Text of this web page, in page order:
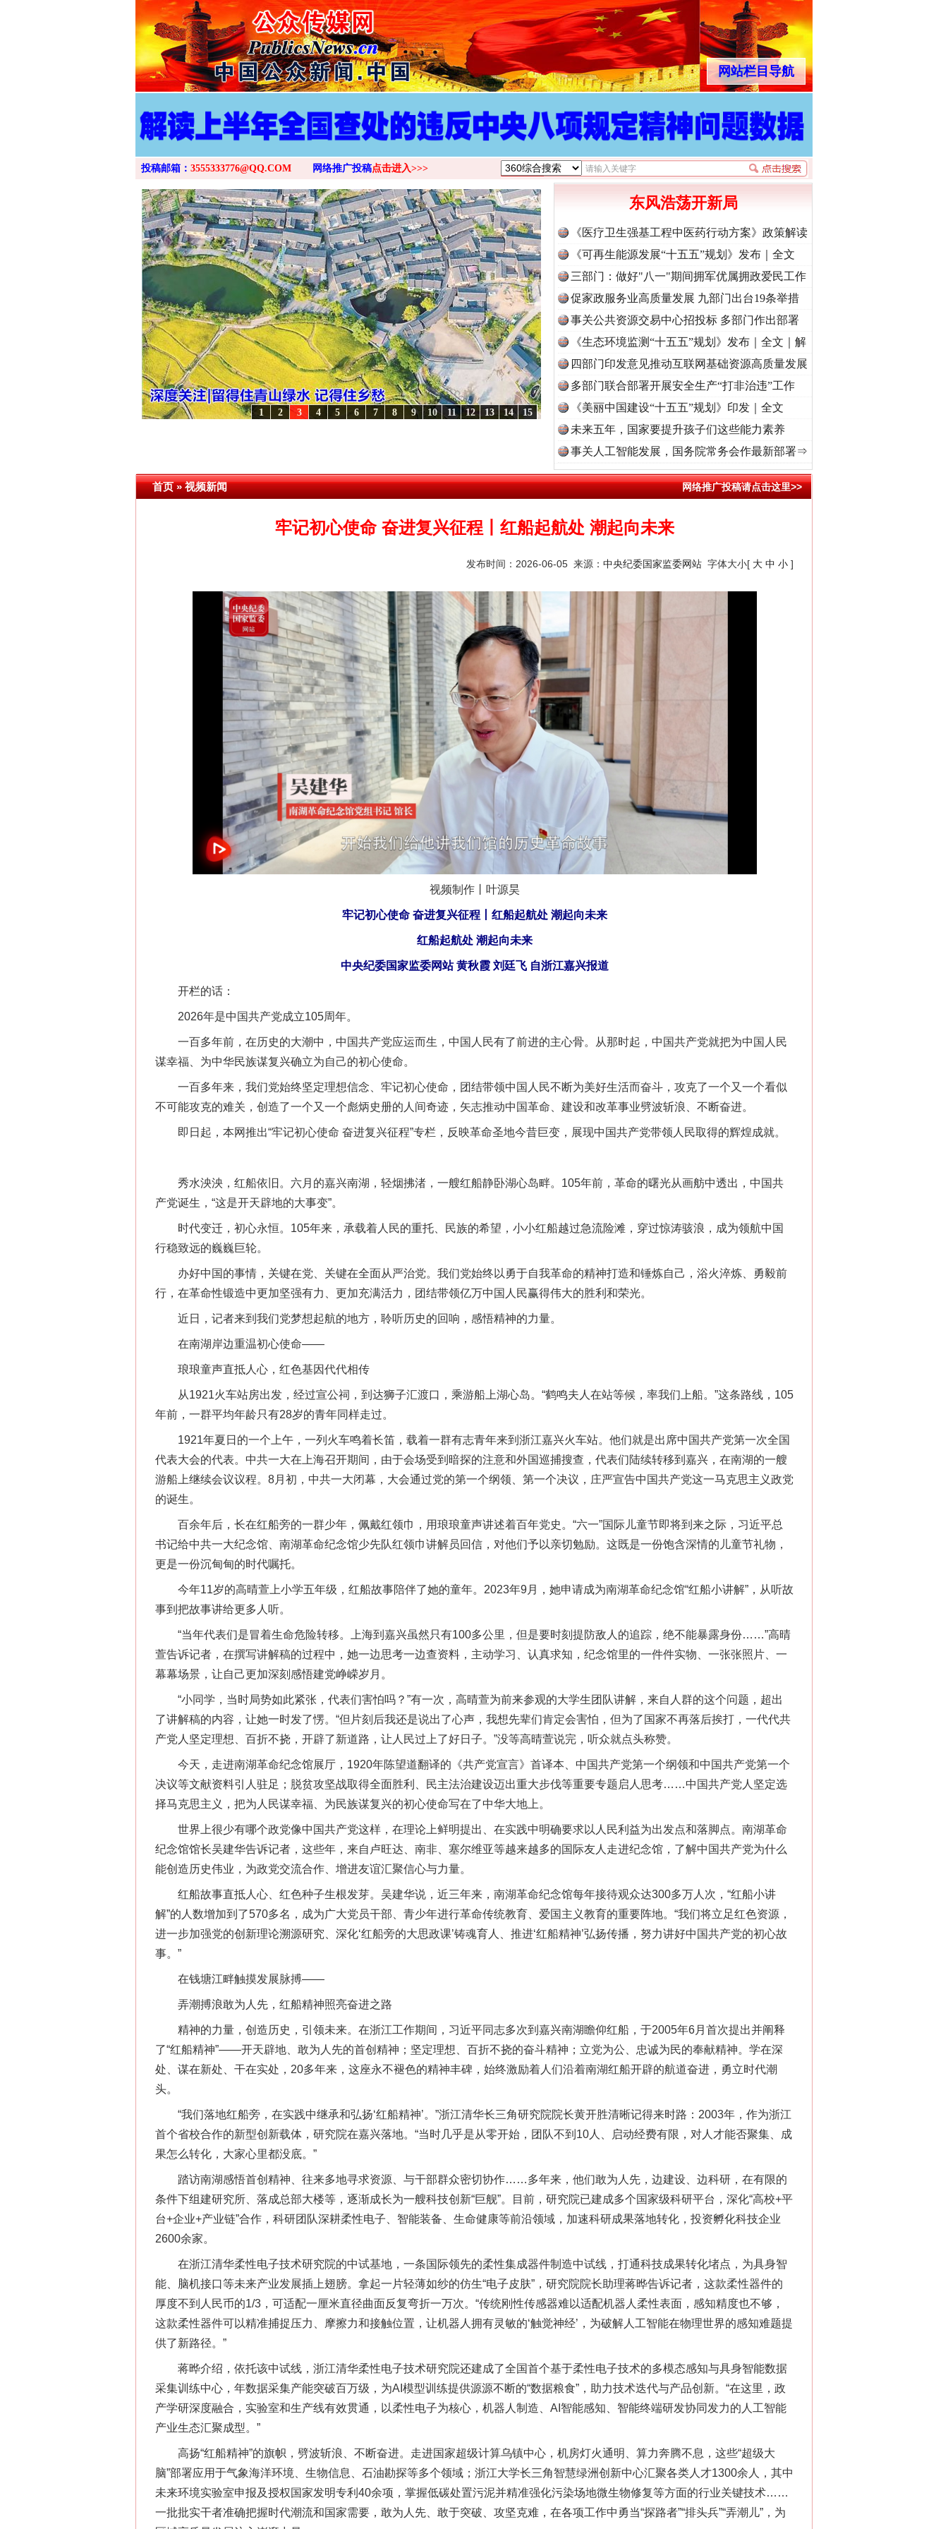
网站栏目导航
投稿邮箱： 3555333776@QQ.COM 网络推广投稿点击进入>>>
15
14
13
12
11
10
9
8
7
6
5
4
3
2
1
因党而生 为党而战——百年“纪”事⑧加强纪律..·[视频]牢记初心使命 奋进复兴征程丨“转折之城”激荡..·[视频]牢记初心使命 奋进复兴征程丨红船起航处
东风浩荡开新局
《医疗卫生强基工程中医药行动方案》政策解读
《可再生能源发展“十五五”规划》发布｜全文
三部门：做好"八一"期间拥军优属拥政爱民工作
促家政服务业高质量发展 九部门出台19条举措
事关公共资源交易中心招投标 多部门作出部署
《生态环境监测“十五五”规划》发布｜全文｜解
读
四部门印发意见推动互联网基础资源高质量发展
多部门联合部署开展安全生产“打非治违”工作
《美丽中国建设“十五五”规划》印发｜全文
未来五年，国家要提升孩子们这些能力素养
事关人工智能发展，国务院常务会作最新部署⇒
首页»视频新闻 网络推广投稿请点击这里>>
牢记初心使命 奋进复兴征程丨红船起航处 潮起向未来
发布时间：2026-06-05 来源： 中央纪委国家监委网站 字体大小[ 大 中 小 ]
视频制作丨叶源昊
牢记初心使命 奋进复兴征程丨红船起航处 潮起向未来
红船起航处 潮起向未来
中央纪委国家监委网站 黄秋霞 刘廷飞 自浙江嘉兴报道
开栏的话：
2026年是中国共产党成立105周年。
一百多年前，在历史的大潮中，中国共产党应运而生，中国人民有了前进的主心骨。从那时起，中国共产党就把为中国人民
谋幸福、为中华民族谋复兴确立为自己的初心使命。
一百多年来，我们党始终坚定理想信念、牢记初心使命，团结带领中国人民不断为美好生活而奋斗，攻克了一个又一个看似
不可能攻克的难关，创造了一个又一个彪炳史册的人间奇迹，矢志推动中国革命、建设和改革事业劈波斩浪、不断奋进。
即日起，本网推出“牢记初心使命 奋进复兴征程”专栏，反映革命圣地今昔巨变，展现中国共产党带领人民取得的辉煌成就。
秀水泱泱，红船依旧。六月的嘉兴南湖，轻烟拂渚，一艘红船静卧湖心岛畔。105年前，革命的曙光从画舫中透出，中国共
产党诞生，“这是开天辟地的大事变”。
时代变迁，初心永恒。105年来，承载着人民的重托、民族的希望，小小红船越过急流险滩，穿过惊涛骇浪，成为领航中国
行稳致远的巍巍巨轮。
办好中国的事情，关键在党、关键在全面从严治党。我们党始终以勇于自我革命的精神打造和锤炼自己，浴火淬炼、勇毅前
行，在革命性锻造中更加坚强有力、更加充满活力，团结带领亿万中国人民赢得伟大的胜利和荣光。
近日，记者来到我们党梦想起航的地方，聆听历史的回响，感悟精神的力量。
在南湖岸边重温初心使命——
琅琅童声直抵人心，红色基因代代相传
从1921火车站房出发，经过宣公祠，到达狮子汇渡口，乘游船上湖心岛。“鹤鸣夫人在站等候，率我们上船。”这条路线，105
年前，一群平均年龄只有28岁的青年同样走过。
1921年夏日的一个上午，一列火车鸣着长笛，载着一群有志青年来到浙江嘉兴火车站。他们就是出席中国共产党第一次全国
代表大会的代表。中共一大在上海召开期间，由于会场受到暗探的注意和外国巡捕搜查，代表们陆续转移到嘉兴，在南湖的一艘
游船上继续会议议程。8月初，中共一大闭幕，大会通过党的第一个纲领、第一个决议，庄严宣告中国共产党这一马克思主义政党
的诞生。
百余年后，长在红船旁的一群少年，佩戴红领巾，用琅琅童声讲述着百年党史。“六一”国际儿童节即将到来之际，习近平总
书记给中共一大纪念馆、南湖革命纪念馆少先队红领巾讲解员回信，对他们予以亲切勉励。这既是一份饱含深情的儿童节礼物，
更是一份沉甸甸的时代嘱托。
今年11岁的高晴萱上小学五年级，红船故事陪伴了她的童年。2023年9月，她申请成为南湖革命纪念馆“红船小讲解”，从听故
事到把故事讲给更多人听。
“当年代表们是冒着生命危险转移。上海到嘉兴虽然只有100多公里，但是要时刻提防敌人的追踪，绝不能暴露身份……”高晴
萱告诉记者，在撰写讲解稿的过程中，她一边思考一边查资料，主动学习、认真求知，纪念馆里的一件件实物、一张张照片、一
幕幕场景，让自己更加深刻感悟建党峥嵘岁月。
“小同学，当时局势如此紧张，代表们害怕吗？”有一次，高晴萱为前来参观的大学生团队讲解，来自人群的这个问题，超出
了讲解稿的内容，让她一时发了愣。“但片刻后我还是说出了心声，我想先辈们肯定会害怕，但为了国家不再落后挨打，一代代共
产党人坚定理想、百折不挠，开辟了新道路，让人民过上了好日子。”没等高晴萱说完，听众就点头称赞。
今天，走进南湖革命纪念馆展厅，1920年陈望道翻译的《共产党宣言》首译本、中国共产党第一个纲领和中国共产党第一个
决议等文献资料引人驻足；脱贫攻坚战取得全面胜利、民主法治建设迈出重大步伐等重要专题启人思考……中国共产党人坚定选
择马克思主义，把为人民谋幸福、为民族谋复兴的初心使命写在了中华大地上。
世界上很少有哪个政党像中国共产党这样，在理论上鲜明提出、在实践中明确要求以人民利益为出发点和落脚点。南湖革命
纪念馆馆长吴建华告诉记者，这些年，来自卢旺达、南非、塞尔维亚等越来越多的国际友人走进纪念馆，了解中国共产党为什么
能创造历史伟业，为政党交流合作、增进友谊汇聚信心与力量。
红船故事直抵人心、红色种子生根发芽。吴建华说，近三年来，南湖革命纪念馆每年接待观众达300多万人次，“红船小讲
解”的人数增加到了570多名，成为广大党员干部、青少年进行革命传统教育、爱国主义教育的重要阵地。“我们将立足红色资源，
进一步加强党的创新理论溯源研究、深化‘红船旁的大思政课’铸魂育人、推进‘红船精神’弘扬传播，努力讲好中国共产党的初心故
事。”
在钱塘江畔触摸发展脉搏——
弄潮搏浪敢为人先，红船精神照亮奋进之路
精神的力量，创造历史，引领未来。在浙江工作期间，习近平同志多次到嘉兴南湖瞻仰红船，于2005年6月首次提出并阐释
了“红船精神”——开天辟地、敢为人先的首创精神；坚定理想、百折不挠的奋斗精神；立党为公、忠诚为民的奉献精神。学在深
处、谋在新处、干在实处，20多年来，这座永不褪色的精神丰碑，始终激励着人们沿着南湖红船开辟的航道奋进，勇立时代潮
头。
“我们落地红船旁，在实践中继承和弘扬‘红船精神’。”浙江清华长三角研究院院长黄开胜清晰记得来时路：2003年，作为浙江
首个省校合作的新型创新载体，研究院在嘉兴落地。“当时几乎是从零开始，团队不到10人、启动经费有限，对人才能否聚集、成
果怎么转化，大家心里都没底。”
踏访南湖感悟首创精神、往来多地寻求资源、与干部群众密切协作……多年来，他们敢为人先，边建设、边科研，在有限的
条件下组建研究所、落成总部大楼等，逐渐成长为一艘科技创新“巨舰”。目前，研究院已建成多个国家级科研平台，深化“高校+平
台+企业+产业链”合作，科研团队深耕柔性电子、智能装备、生命健康等前沿领域，加速科研成果落地转化，投资孵化科技企业
2600余家。
在浙江清华柔性电子技术研究院的中试基地，一条国际领先的柔性集成器件制造中试线，打通科技成果转化堵点，为具身智
能、脑机接口等未来产业发展插上翅膀。拿起一片轻薄如纱的仿生“电子皮肤”，研究院院长助理蒋晔告诉记者，这款柔性器件的
厚度不到人民币的1/3，可适配一厘米直径曲面反复弯折一万次。“传统刚性传感器难以适配机器人柔性表面，感知精度也不够，
这款柔性器件可以精准捕捉压力、摩擦力和接触位置，让机器人拥有灵敏的‘触觉神经’，为破解人工智能在物理世界的感知难题提
供了新路径。”
蒋晔介绍，依托该中试线，浙江清华柔性电子技术研究院还建成了全国首个基于柔性电子技术的多模态感知与具身智能数据
采集训练中心，年数据采集产能突破百万级，为AI模型训练提供源源不断的“数据粮食”，助力技术迭代与产品创新。“在这里，政
产学研深度融合，实验室和生产线有效贯通，以柔性电子为核心，机器人制造、AI智能感知、智能终端研发协同发力的人工智能
产业生态汇聚成型。”
高扬“红船精神”的旗帜，劈波斩浪、不断奋进。走进国家超级计算乌镇中心，机房灯火通明、算力奔腾不息，这些“超级大
脑”部署应用于气象海洋环境、生物信息、石油勘探等多个领域；浙江大学长三角智慧绿洲创新中心汇聚各类人才1300余人，其中
未来环境实验室申报及授权国家发明专利40余项，掌握低碳处置污泥并精准强化污染场地微生物修复等方面的行业关键技术……
一批批实干者准确把握时代潮流和国家需要，敢为人先、敢于突破、攻坚克难，在各项工作中勇当“探路者”“排头兵”“弄潮儿”，为